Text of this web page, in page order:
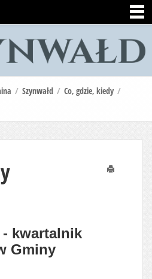
/ Szynwałd / Co, gdzie, kiedy /
kwartalnik
Gminy